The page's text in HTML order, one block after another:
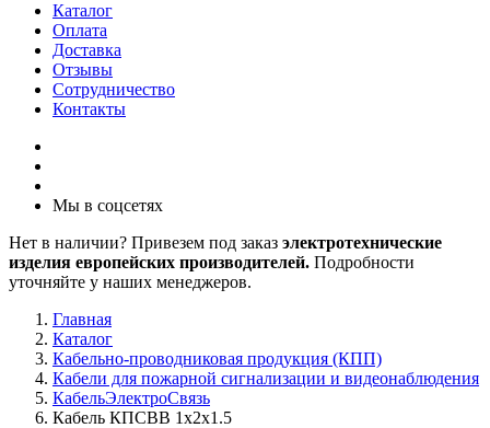
Каталог
Оплата
Доставка
Отзывы
Сотрудничество
Контакты
Мы в соцсетях
Нет в наличии? Привезем под заказ электротехнические
изделия европейских производителей. Подробности
уточняйте у наших менеджеров.
Главная
Каталог
Кабельно-проводниковая продукция (КПП)
Кабели для пожарной сигнализации и видеонаблюдения
КабельЭлектроСвязь
Кабель КПСВВ 1х2х1.5